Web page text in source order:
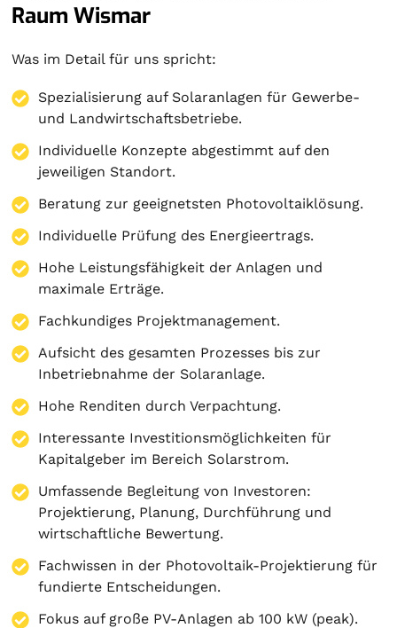
Raum Wismar
Was im Detail für uns spricht:
Spezialisierung auf Solaranlagen für Gewerbe-
und Landwirtschaftsbetriebe.
Individuelle Konzepte abgestimmt auf den
jeweiligen Standort.
Beratung zur geeignetsten Photovoltaiklösung.
Individuelle Prüfung des Energieertrags.
Hohe Leistungsfähigkeit der Anlagen und
maximale Erträge.
Fachkundiges Projektmanagement.
Aufsicht des gesamten Prozesses bis zur
Inbetriebnahme der Solaranlage.
Hohe Renditen durch Verpachtung.
Interessante Investitionsmöglichkeiten für
Kapitalgeber im Bereich Solarstrom.
Umfassende Begleitung von Investoren:
Projektierung, Planung, Durchführung und
wirtschaftliche Bewertung.
Fachwissen in der Photovoltaik-Projektierung für
fundierte Entscheidungen.
Fokus auf große PV-Anlagen ab 100 kW (peak).